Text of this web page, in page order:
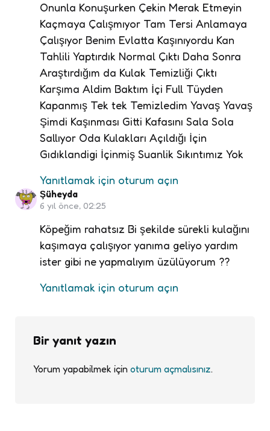
Onunla Konuşurken Çekin Merak Etmeyin
Kaçmaya Çalışmıyor Tam Tersi Anlamaya
Çalışıyor Benim Evlatta Kaşınıyordu Kan
Tahlili Yaptırdık Normal Çıktı Daha Sonra
Araştırdığım da Kulak Temizliği Çıktı
Karşıma Aldim Baktım İçi Full Tüyden
Kapanmış Tek tek Temizledim Yavaş Yavaş
Şimdi Kaşınması Gitti Kafasını Sala Sola
Sallıyor Oda Kulakları Açıldığı İçin
Gıdıklandigi İçinmiş Suanlik Sıkıntımız Yok
Yanıtlamak için oturum açın
Şüheyda
6 yıl önce, 02:25
Köpeğim rahatsız Bi şekilde sürekli kulağını
kaşımaya çalışıyor yanıma geliyo yardım
ister gibi ne yapmalıyım üzülüyorum ??
Yanıtlamak için oturum açın
Bir yanıt yazın
Yorum yapabilmek için oturum açmalısınız.